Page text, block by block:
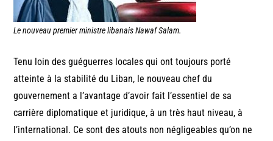
Le nouveau premier ministre libanais Nawaf Salam.
Tenu loin des guéguerres locales qui ont toujours porté
atteinte à la stabilité du Liban, le nouveau chef du
gouvernement a l’avantage d’avoir fait l’essentiel de sa
carrière diplomatique et juridique, à un très haut niveau, à
l’international. Ce sont des atouts non négligeables qu’on ne